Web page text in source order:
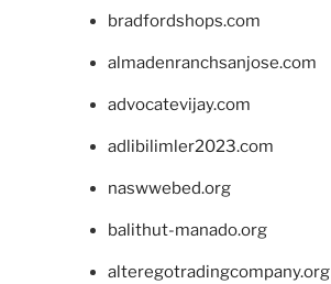
bradfordshops.com
almadenranchsanjose.com
advocatevijay.com
adlibilimler2023.com
naswwebed.org
balithut-manado.org
alteregotradingcompany.org